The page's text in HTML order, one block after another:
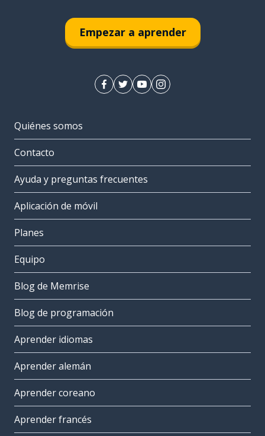
Empezar a aprender
Quiénes somos
Contacto
Ayuda y preguntas frecuentes
Aplicación de móvil
Planes
Equipo
Blog de Memrise
Blog de programación
Aprender idiomas
Aprender alemán
Aprender coreano
Aprender francés